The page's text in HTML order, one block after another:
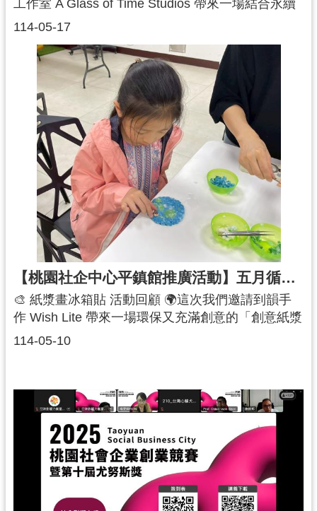
包容性的創新場域。這不只是提案的起點，更是一
場青年實踐公共參與的思辨實驗場🧬期待在下一場
共識會議，看見更多創新、有感、具執行力的行動
方案💪#桃園青年 #參與式預算 #青年提案進行式#共
創未來 #青年事務局 #社企共識會議
114-05-17
工作室 A Glass of Time Studios 帶來一場結合永續
與創意的「小小服裝設計師」手作體驗💖孩子們運
的迷你服裝👚體驗從零開始創作的成就與樂趣！💡
這場活動不只是創意實作更讓孩子們親身接觸回收
再利用的理念♻️學習如何為舊物賦予新生命讓環保
與美感在生活中自然發生🌍❓你知道嗎❓時尚產業是
全球污染的主要來源之一❗因此選擇環保材質與回收
設計，不僅能激發創意更能有效減少浪費、為地球
盡一份心力 💚👕💖感謝每一位參與的大小設計師💖
你們的每一個創意都是邁向更美好未來的一步讓我
們一起用雙手與創意打造屬於下一代的永續時尚
吧！🌟#桃園市政府社會企業中心 #寺日工作室 #小
小服裝設計師 #永續時尚 #親子手作
【桃園社企中心平鎮館推廣活動】五月循環新生・創意織夢-創意紙漿畫冰箱貼
114-05-10
🎨 紙漿畫冰箱貼 活動回顧 🌍這次我們邀請到韻手
作 Wish Lite 帶來一場環保又充滿創意的「創意紙漿
畫冰箱貼」手作體驗！✨從海洋飄來的塑膠垃圾，
棄物重獲新生，也讓「環保」成為每個人都能親手
實踐的創作歷程💖活動中，講師不只帶領大家一步
步完成紙漿畫，更分享了許多回收與再生的知識小
祕密——❓你知道嗎❓尿布其實也可以回收再利用！
即使是工廠中不合格、無法販售的NG尿布，也能經
過專業處理，分解成三種可再利用的原料：🔸 紙
漿：可用來製作紙張、手作材料等，🔸 塑膠顆粒：